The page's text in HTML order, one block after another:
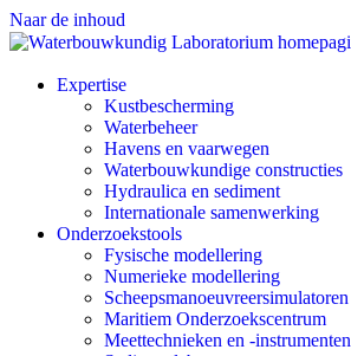
Naar de inhoud
Expertise
Kustbescherming
Waterbeheer
Havens en vaarwegen
Waterbouwkundige constructies
Hydraulica en sediment
Internationale samenwerking
Onderzoekstools
Fysische modellering
Numerieke modellering
Scheepsmanoeuvreersimulatoren
Maritiem Onderzoekscentrum
Meettechnieken en -instrumenten